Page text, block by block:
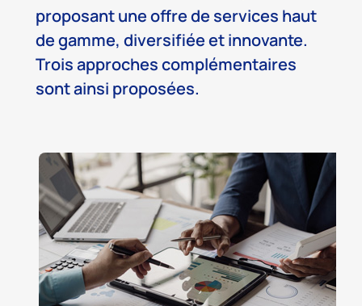
proposant une offre de services haut
de gamme, diversifiée et innovante.
Trois approches complémentaires
sont ainsi proposées.